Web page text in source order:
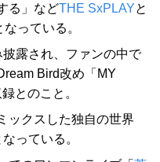
る」などTHE SxPLAYと
っている。
露され、ファンの中で
Bird改め「MY
とのこと。
ックスした独自の世界
っている。